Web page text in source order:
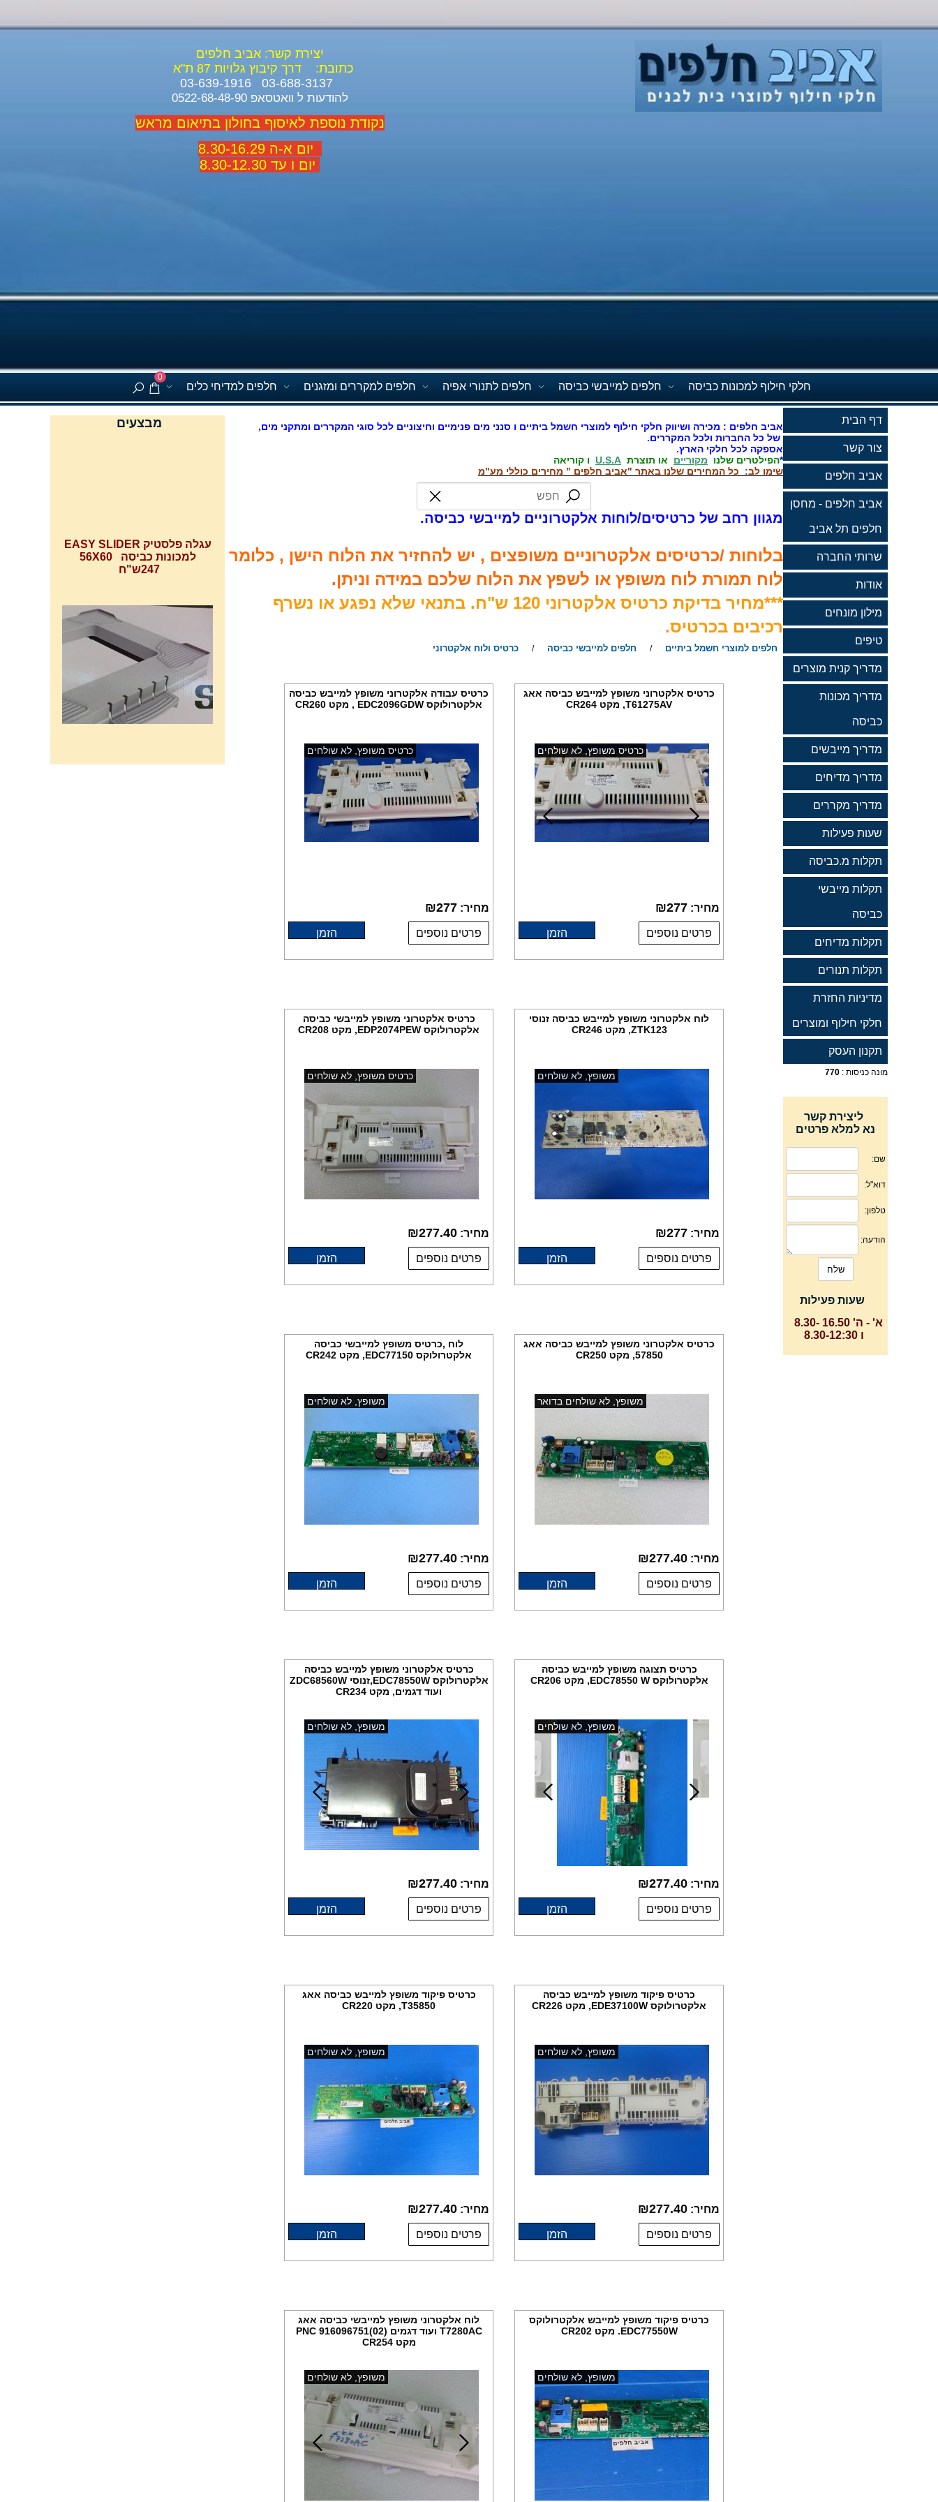
יצירת קשר: אביב חלפים
כתובת:
דרך קיבוץ גלויות 87 ת"א
להודעות ל וואטסאפ 0522-68-48-90
נקודת נוספת לאיסוף בחולון בתיאום מראש
יום א-ה 8.30-16.29
יום ו עד 8.30-12.30
0
חלקי חילוף למכונות כביסה חלפים למייבשי כביסה חלפים לתנורי אפיה חלפים למקררים ומזגנים חלפים למדיחי כלים
דף הבית
צור קשר
אביב חלפים
אביב חלפים - מחסן
חלפים תל אביב
שרותי החברה
אודות
מילון מונחים
טיפים
מדריך קנית מוצרים
מדריך מכונות
כביסה
מדריך מייבשים
מדריך מדיחים
מדריך מקררים
שעות פעילות
תקלות מ.כביסה
תקלות מייבשי
כביסה
תקלות מדיחים
תקלות תנורים
מדיניות החזרת
חלקי חילוף ומוצרים
תקנון העסק
מונה כניסות : 770
ליצירת קשר
נא למלא פרטים
שעות פעילות
א' - ה' 16.50 -8.30
ו 8.30-12:30
אביב חלפים : מכירה ושיווק חלקי חילוף למוצרי חשמל ביתיים ו סנני מים פנימיים וחיצוניים לכל סוגי המקררים ומתקני מים,
של כל החברות ולכל המקררים.
אספקה לכל חלקי הארץ.
*הפילטרים שלנו מקוריים או תוצרת U.S.A ו קוריאה
שימו לב: כל המחירים שלנו באתר "אביב חלפים " מחירים כוללי מע"מ
מגוון רחב של כרטיסים/לוחות אלקטרוניים למייבשי כביסה.
בלוחות /כרטיסים אלקטרוניים משופצים , יש להחזיר את הלוח הישן , כלומר
לוח תמורת לוח משופץ או לשפץ את הלוח שלכם במידה וניתן.
***מחיר בדיקת כרטיס אלקטרוני 120 ש"ח. בתנאי שלא נפגע או נשרף
רכיבים בכרטיס.
חלפים למוצרי חשמל ביתיים / חלפים למייבשי כביסה / כרטיס ולוח אלקטרוני
כרטיס אלקטרוני משופץ למייבש כביסה אאג
T61275AV, מקט CR264
כרטיס משופץ, לא שולחים
מחיר: ₪277
פרטים נוספים הזמן
כרטיס עבודה אלקטרוני משופץ למייבש כביסה
אלקטרולוקס EDC2096GDW , מקט CR260
כרטיס משופץ, לא שולחים
מחיר: ₪277
פרטים נוספים הזמן
לוח אלקטרוני משופץ למייבש כביסה זנוסי
ZTK123, מקט CR246
משופץ, לא שולחים
מחיר: ₪277
פרטים נוספים הזמן
כרטיס אלקטרוני משופץ למייבשי כביסה
אלקטרולוקס EDP2074PEW, מקט CR208
כרטיס משופץ, לא שולחים
מחיר: ₪277.40
פרטים נוספים הזמן
כרטיס אלקטרוני משופץ למייבש כביסה אאג
57850, מקט CR250
משופץ, לא שולחים בדואר
מחיר: ₪277.40
פרטים נוספים הזמן
לוח ,כרטיס משופץ למייבשי כביסה
אלקטרולוקס EDC77150, מקט CR242
משופץ, לא שולחים
מחיר: ₪277.40
פרטים נוספים הזמן
כרטיס תצוגה משופץ למייבש כביסה
אלקטרולוקס EDC78550 W, מקט CR206
משופץ, לא שולחים
מחיר: ₪277.40
פרטים נוספים הזמן
כרטיס אלקטרוני משופץ למייבש כביסה
אלקטרולוקס EDC78550W,זנוסי ZDC68560W
ועוד דגמים, מקט CR234
משופץ, לא שולחים
מחיר: ₪277.40
פרטים נוספים הזמן
כרטיס פיקוד משופץ למייבש כביסה
אלקטרולוקס EDE37100W, מקט CR226
משופץ, לא שולחים
מחיר: ₪277.40
פרטים נוספים הזמן
כרטיס פיקוד משופץ למייבש כביסה אאג
T35850, מקט CR220
משופץ, לא שולחים
מחיר: ₪277.40
פרטים נוספים הזמן
כרטיס פיקוד משופץ למייבש אלקטרולוקס
EDC77550W. מקט CR202
משופץ, לא שולחים
לוח אלקטרוני משופץ למייבשי כביסה אאג
T7280AC ועוד דגמים (PNC 916096751(02
מקט CR254
משופץ, לא שולחים
מבצעים